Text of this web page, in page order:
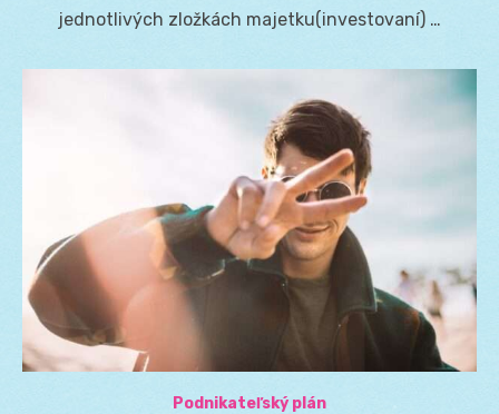
jednotlivých zložkách majetku(investovaní) …
Podnikateľský plán